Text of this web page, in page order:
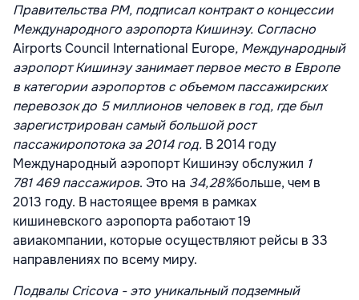
Правительства РМ, подписал контракт о концессии
Международного аэропорта Кишинэу. Согласно
Airports Council International Europe, Международный
аэропорт Кишинэу занимает первое место в Европе
в категории аэропортов с объемом пассажирских
перевозок до 5 миллионов человек в год, где был
зарегистрирован самый большой рост
пассажиропотока за 2014 год. В 2014 году
Международный аэропорт Кишинэу обслужил 1
781 469пассажиров. Это на 34,28%больше, чем в
2013 году. В настоящее время в рамках
кишиневского аэропорта работают 19
авиакомпании, которые осуществляют рейсы в 33
направлениях по всему миру.
Подвалы Cricova- это уникальный подземный